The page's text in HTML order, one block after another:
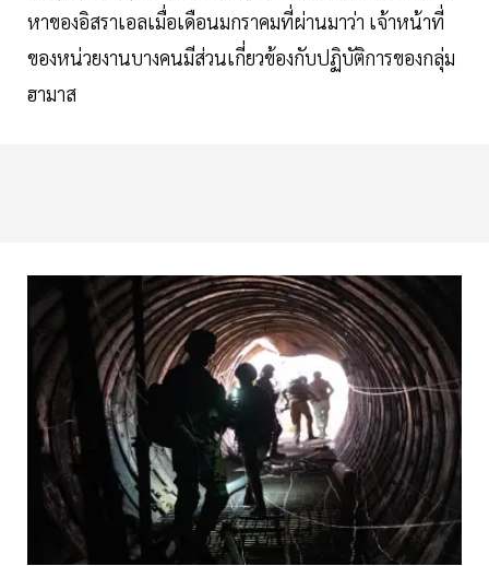
หาของอิสราเอลเมื่อเดือนมกราคมที่ผ่านมาว่า เจ้าหน้าที่
ของหน่วยงานบางคนมีส่วนเกี่ยวข้องกับปฏิบัติการของกลุ่ม
ฮามาส